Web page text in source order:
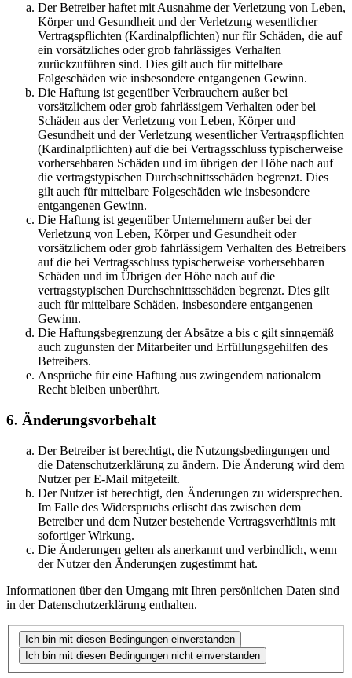
Der Betreiber haftet mit Ausnahme der Verletzung von Leben,
Körper und Gesundheit und der Verletzung wesentlicher
Vertragspflichten (Kardinalpflichten) nur für Schäden, die auf
ein vorsätzliches oder grob fahrlässiges Verhalten
zurückzuführen sind. Dies gilt auch für mittelbare
Folgeschäden wie insbesondere entgangenen Gewinn.
Die Haftung ist gegenüber Verbrauchern außer bei
vorsätzlichem oder grob fahrlässigem Verhalten oder bei
Schäden aus der Verletzung von Leben, Körper und
Gesundheit und der Verletzung wesentlicher Vertragspflichten
(Kardinalpflichten) auf die bei Vertragsschluss typischerweise
vorhersehbaren Schäden und im übrigen der Höhe nach auf
die vertragstypischen Durchschnittsschäden begrenzt. Dies
gilt auch für mittelbare Folgeschäden wie insbesondere
entgangenen Gewinn.
Die Haftung ist gegenüber Unternehmern außer bei der
Verletzung von Leben, Körper und Gesundheit oder
vorsätzlichem oder grob fahrlässigem Verhalten des Betreibers
auf die bei Vertragsschluss typischerweise vorhersehbaren
Schäden und im Übrigen der Höhe nach auf die
vertragstypischen Durchschnittsschäden begrenzt. Dies gilt
auch für mittelbare Schäden, insbesondere entgangenen
Gewinn.
Die Haftungsbegrenzung der Absätze a bis c gilt sinngemäß
auch zugunsten der Mitarbeiter und Erfüllungsgehilfen des
Betreibers.
Ansprüche für eine Haftung aus zwingendem nationalem
Recht bleiben unberührt.
6. Änderungsvorbehalt
Der Betreiber ist berechtigt, die Nutzungsbedingungen und
die Datenschutzerklärung zu ändern. Die Änderung wird dem
Nutzer per E-Mail mitgeteilt.
Der Nutzer ist berechtigt, den Änderungen zu widersprechen.
Im Falle des Widerspruchs erlischt das zwischen dem
Betreiber und dem Nutzer bestehende Vertragsverhältnis mit
sofortiger Wirkung.
Die Änderungen gelten als anerkannt und verbindlich, wenn
der Nutzer den Änderungen zugestimmt hat.
Informationen über den Umgang mit Ihren persönlichen Daten sind
in der Datenschutzerklärung enthalten.